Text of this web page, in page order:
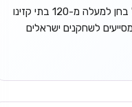
דניאל גורדון הוא אנליסט עצמאי המתמחה בשוק ההימורים האונליין מאז 2012. דניאל בחן למעלה מ-120 בתי קזינו
לשחקנים ישראלים